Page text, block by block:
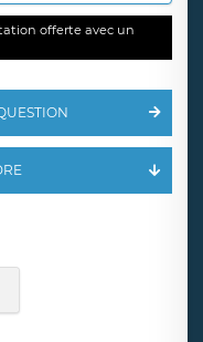
offerte avec un